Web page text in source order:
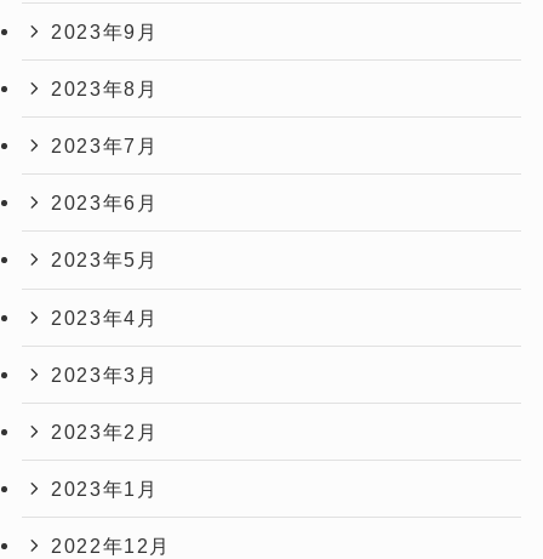
2023年9月
2023年8月
2023年7月
2023年6月
2023年5月
2023年4月
2023年3月
2023年2月
2023年1月
2022年12月